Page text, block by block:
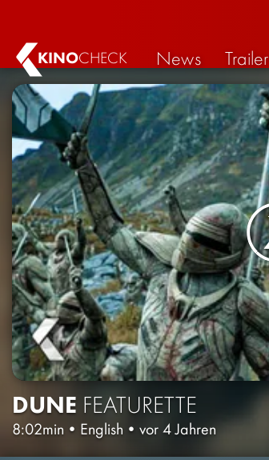
KINOCHECK News Trailer
DUNE FEATURETTE
8:02min • English • vor 4 Jahren